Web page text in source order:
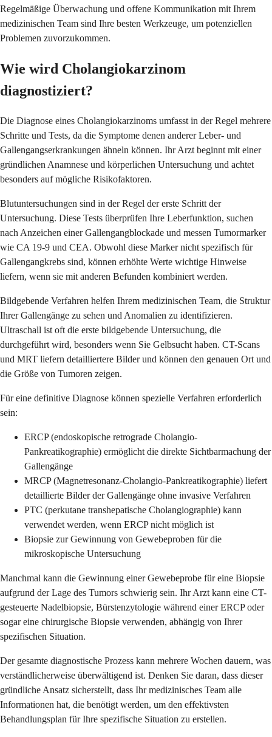
Regelmäßige Überwachung und offene Kommunikation mit Ihrem
medizinischen Team sind Ihre besten Werkzeuge, um potenziellen
Problemen zuvorzukommen.
Wie wird Cholangiokarzinom
diagnostiziert?
Die Diagnose eines Cholangiokarzinoms umfasst in der Regel mehrere
Schritte und Tests, da die Symptome denen anderer Leber- und
Gallengangserkrankungen ähneln können. Ihr Arzt beginnt mit einer
gründlichen Anamnese und körperlichen Untersuchung und achtet
besonders auf mögliche Risikofaktoren.
Blutuntersuchungen sind in der Regel der erste Schritt der
Untersuchung. Diese Tests überprüfen Ihre Leberfunktion, suchen
nach Anzeichen einer Gallengangblockade und messen Tumormarker
wie CA 19-9 und CEA. Obwohl diese Marker nicht spezifisch für
Gallengangkrebs sind, können erhöhte Werte wichtige Hinweise
liefern, wenn sie mit anderen Befunden kombiniert werden.
Bildgebende Verfahren helfen Ihrem medizinischen Team, die Struktur
Ihrer Gallengänge zu sehen und Anomalien zu identifizieren.
Ultraschall ist oft die erste bildgebende Untersuchung, die
durchgeführt wird, besonders wenn Sie Gelbsucht haben. CT-Scans
und MRT liefern detailliertere Bilder und können den genauen Ort und
die Größe von Tumoren zeigen.
Für eine definitive Diagnose können spezielle Verfahren erforderlich
sein:
ERCP (endoskopische retrograde Cholangio-
Pankreatikographie) ermöglicht die direkte Sichtbarmachung der
Gallengänge
MRCP (Magnetresonanz-Cholangio-Pankreatikographie) liefert
detaillierte Bilder der Gallengänge ohne invasive Verfahren
PTC (perkutane transhepatische Cholangiographie) kann
verwendet werden, wenn ERCP nicht möglich ist
Biopsie zur Gewinnung von Gewebeproben für die
mikroskopische Untersuchung
Manchmal kann die Gewinnung einer Gewebeprobe für eine Biopsie
aufgrund der Lage des Tumors schwierig sein. Ihr Arzt kann eine CT-
gesteuerte Nadelbiopsie, Bürstenzytologie während einer ERCP oder
sogar eine chirurgische Biopsie verwenden, abhängig von Ihrer
spezifischen Situation.
Der gesamte diagnostische Prozess kann mehrere Wochen dauern, was
verständlicherweise überwältigend ist. Denken Sie daran, dass dieser
gründliche Ansatz sicherstellt, dass Ihr medizinisches Team alle
Informationen hat, die benötigt werden, um den effektivsten
Behandlungsplan für Ihre spezifische Situation zu erstellen.